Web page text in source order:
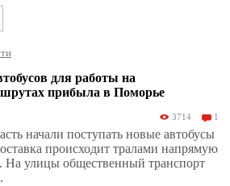
для работы на
прибыла в Поморье
3714 1
начали поступать новые автобусы
происходит тралами напрямую
На улицы общественный транспорт